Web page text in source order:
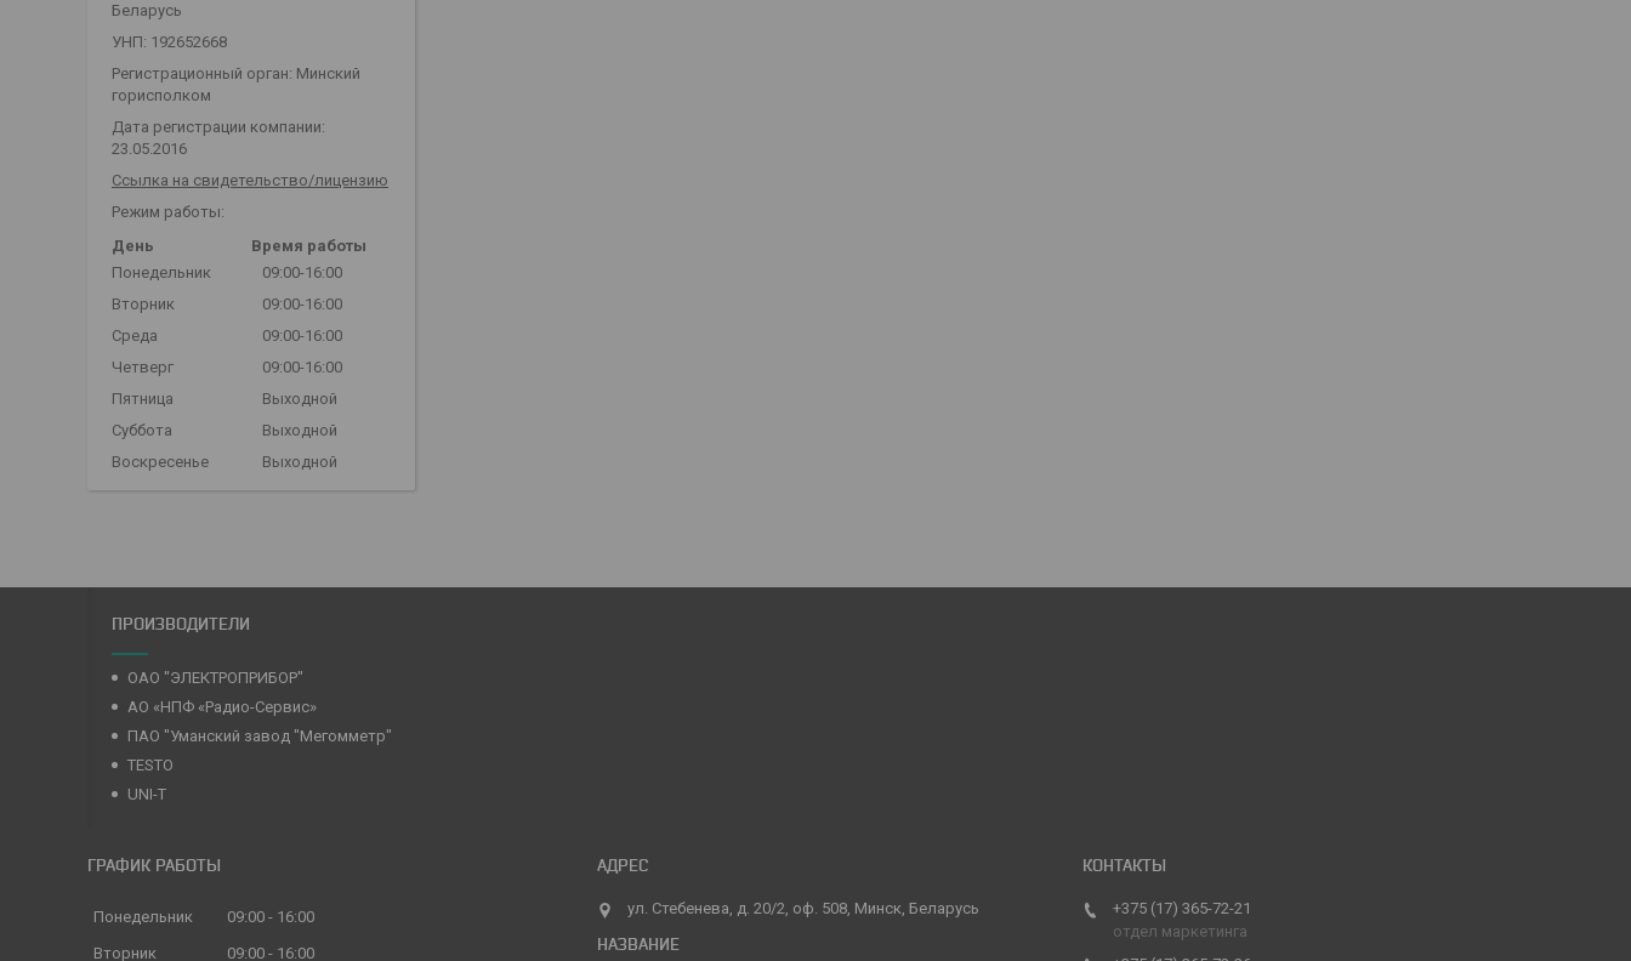
Беларусь
УНП: 192652668
Регистрационный орган: Минский
горисполком
Дата регистрации компании:
23.05.2016
Ссылка на свидетельство/лицензию
Режим работы:
День
Время работы
Понедельник
09:00-16:00
Вторник
09:00-16:00
Среда
09:00-16:00
Четверг
09:00-16:00
Пятница
Выходной
Суббота
Выходной
Воскресенье
Выходной
ПРОИЗВОДИТЕЛИ
ОАО "ЭЛЕКТРОПРИБОР"
АО «НПФ «Радио-Сервис»
ПАО "Уманский завод "Мегомметр"
TESTO
UNI-T
ГРАФИК РАБОТЫ
Понедельник 09:00
16:00
Вторник
09:00 16:00
ул. Стебенева, д. 20/2, оф. 508, Минск, Беларусь
+375 (17) 365-72-21
отдел маркетинга